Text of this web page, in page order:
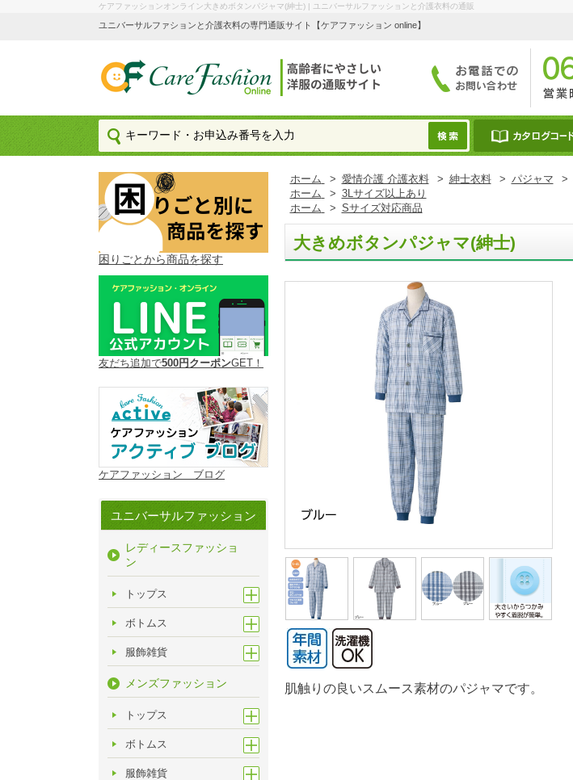
ケアファッションオンライン大きめボタンパジャマ(紳士) | ユニバーサルファッションと介護衣料の通販
ユニバーサルファションと介護衣料の専門通販サイト【ケアファッション online】
困りごとから商品を探す
友だち追加で500円クーポンGET！
ケアファッション ブログ
ユニバーサルファッション
レディースファッショ
ン
トップス
ボトムス
服飾雑貨
メンズファッション
トップス
ボトムス
服飾雑貨
ホーム > 愛情介護 介護衣料 > 紳士衣料 > パジャマ >
ホーム
> 3Lサイズ以上あり
ホーム
> Sサイズ対応商品
大きめボタンパジャマ(紳士)
肌触りの良いスムース素材のパジャマです。